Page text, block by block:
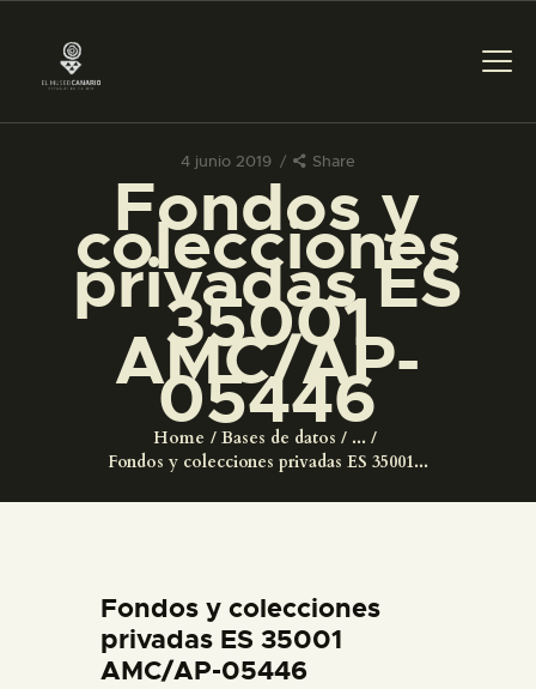
4 junio 2019 Share
Fondos y
colecciones
privadas ES
35001
AMC/AP-
05446
Home Bases de datos
...
Fondos y colecciones privadas ES 35001...
PREPARAR LA VISITA
ACTIVIDADES
█
EL MUSEO
ESPAÑOL
Fondos y colecciones
privadas ES 35001
AMC/AP-05446